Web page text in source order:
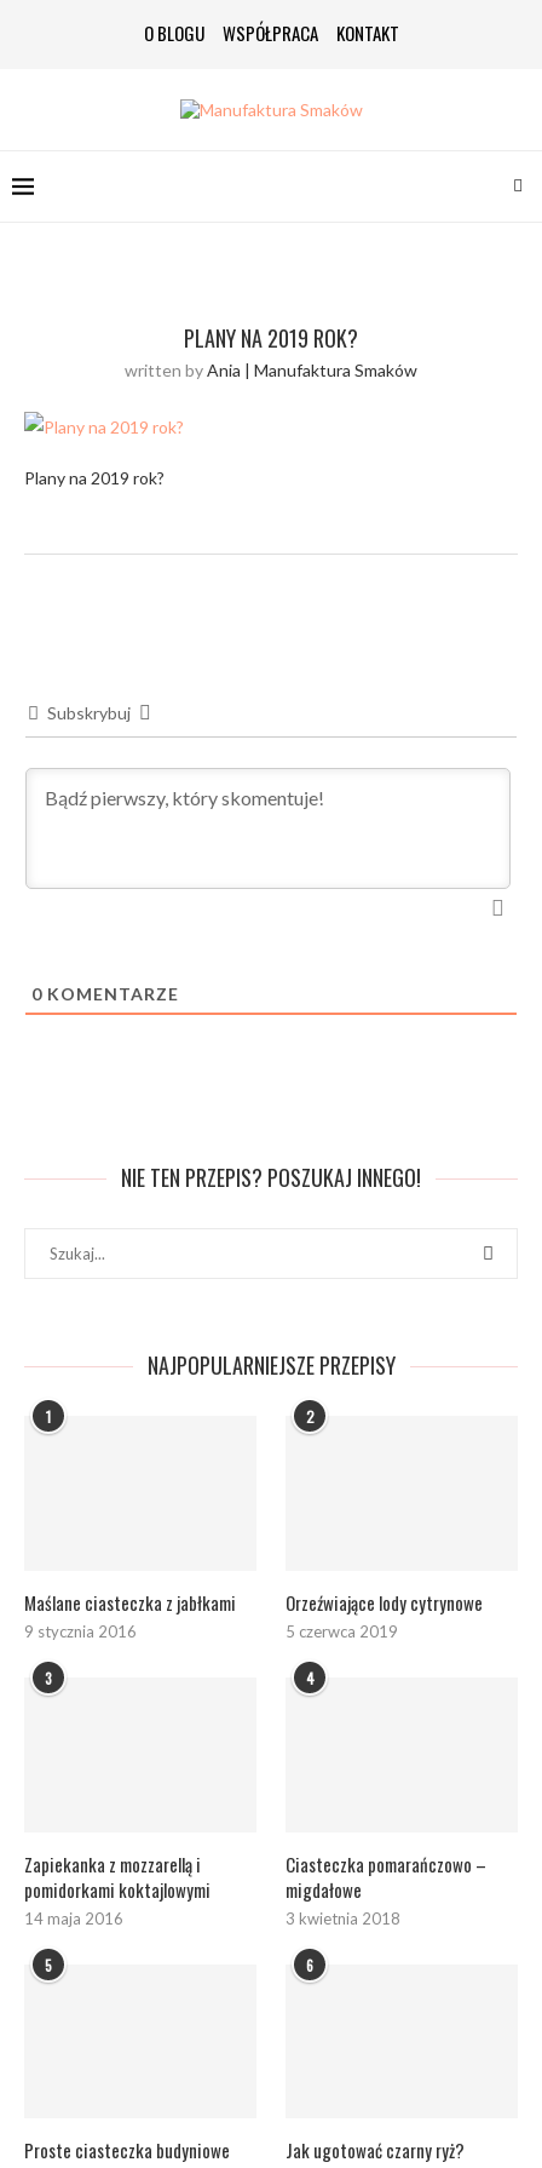
O BLOGU WSPÓŁPRACA KONTAKT
PLANY NA 2019 ROK?
written byAnia | Manufaktura Smaków
Plany na 2019 rok?
Subskrybuj
0 KOMENTARZE
NIE TEN PRZEPIS? POSZUKAJ INNEGO!
NAJPOPULARNIEJSZE PRZEPISY
1
Maślane ciasteczka z jabłkami
9 stycznia 2016
2
Orzeźwiające lody cytrynowe
5 czerwca 2019
3
Zapiekanka z mozzarellą i
pomidorkami koktajlowymi
14 maja 2016
4
Ciasteczka pomarańczowo –
migdałowe
3 kwietnia 2018
5
Proste ciasteczka budyniowe
6
Jak ugotować czarny ryż?